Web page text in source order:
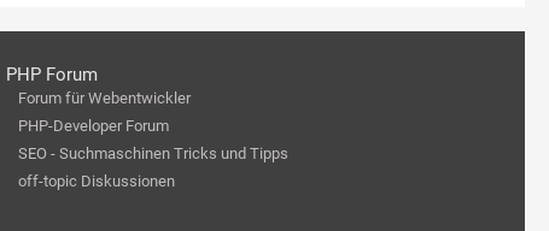
PHP Forum
Forum für Webentwickler
PHP-Developer Forum
SEO - Suchmaschinen Tricks und Tipps
off-topic Diskussionen